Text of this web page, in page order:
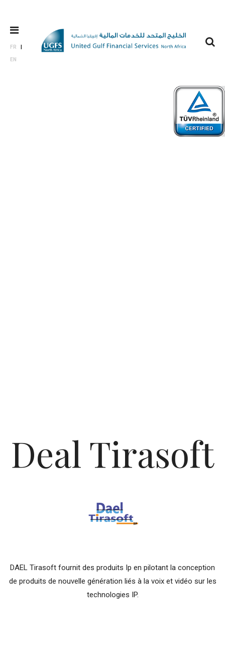
FR
EN
Deal Tirasoft
DAEL Tirasoft fournit des produits Ip en pilotant la conception
de produits de nouvelle génération liés à la voix et vidéo sur les
technologies IP.